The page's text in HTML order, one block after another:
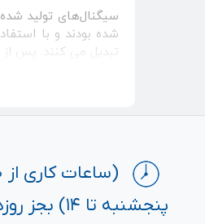
سیگنال‌های تولید
شده بودند و با
تبدیل می کنند. پس از
الکترونیکی عملکرد
پنجشنبه تا ۱۴) بجز روزهای تعطیل